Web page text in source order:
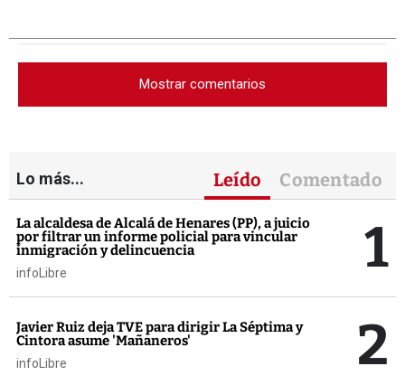
Mostrar comentarios
Lo más... Leído Comentado
La alcaldesa de Alcalá de Henares (PP), a juicio
por filtrar un informe policial para vincular
inmigración y delincuencia
infoLibre 1
Javier Ruiz deja TVE para dirigir La Séptima y
Cintora asume 'Mañaneros'
infoLibre 2